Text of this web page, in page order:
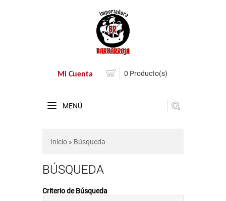
0 Producto(s)
Mi Cuenta
MENÚ
Inicio » Búsqueda
BÚSQUEDA
Criterio de Búsqueda